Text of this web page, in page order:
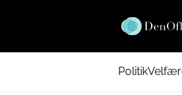
Politik